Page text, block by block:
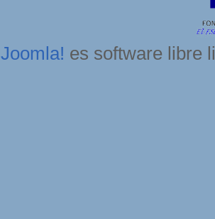
Joomla! es software libre